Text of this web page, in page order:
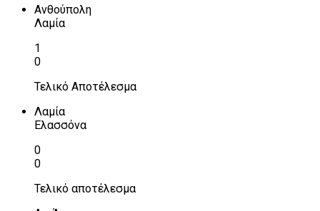
Ανθούπολη
Λαμία
1
0
Τελικό Αποτέλεσμα
Λαμία
Ελασσόνα
0
0
Τελικό αποτέλεσμα